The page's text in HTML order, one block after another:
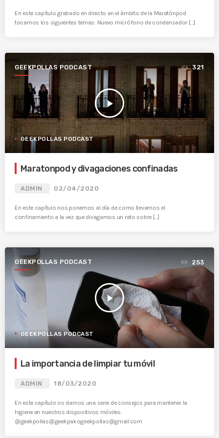
En este capítulo grabado en directo en el ámbito de la Maratónpod
tocamos los siguientes temas: Nuevo micrófono de condensador […]
GEEKPOLLAS PODCAST
play_arrow
321
GEEKPOLLAS PODCAST
Maratonpod y divagaciones confinadas
ADMIN 02/04/2020
En este capítulo nos ponemos al día de como llevamos el
confinamiento a la vez que divagamos un rato sobre […]
GEEKPOLLAS PODCAST
play_arrow
253
GEEKPOLLAS PODCAST
La importancia de limpiar tu móvil
ADMIN 18/03/2020
En este capítulo os damos una serie de consejos para mantener la
higiene en nuestros dispositivos móviles.
@geekpollas@geekpakogeekpollas@gmail.com